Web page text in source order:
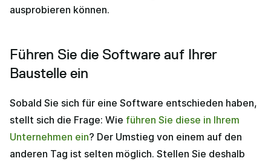
ausprobieren können.
Führen Sie die Software auf Ihrer
Baustelle ein
Sobald Sie sich für eine Software entschieden haben,
stellt sich die Frage: Wie führen Sie diese in Ihrem
Unternehmen ein? Der Umstieg von einem auf den
anderen Tag ist selten möglich. Stellen Sie deshalb